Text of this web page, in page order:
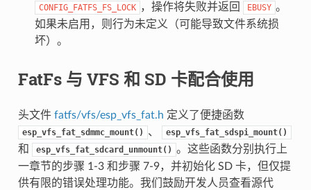
CONFIG_FATFS_FS_LOCK ，操作将失败并返回 EBUSY 。
如果未启用，则行为未定义（可能导致文件系统损
坏）。
FatFs 与 VFS 和 SD 卡配合使用
头文件 fatfs/vfs/esp_vfs_fat.h 定义了便捷函数
esp_vfs_fat_sdmmc_mount() 、 esp_vfs_fat_sdspi_mount()
和 esp_vfs_fat_sdcard_unmount() 。这些函数分别执行上
一章节的步骤 1-3 和步骤 7-9，并初始化 SD 卡，但仅提
供有限的错误处理功能。我们鼓励开发人员查看源代